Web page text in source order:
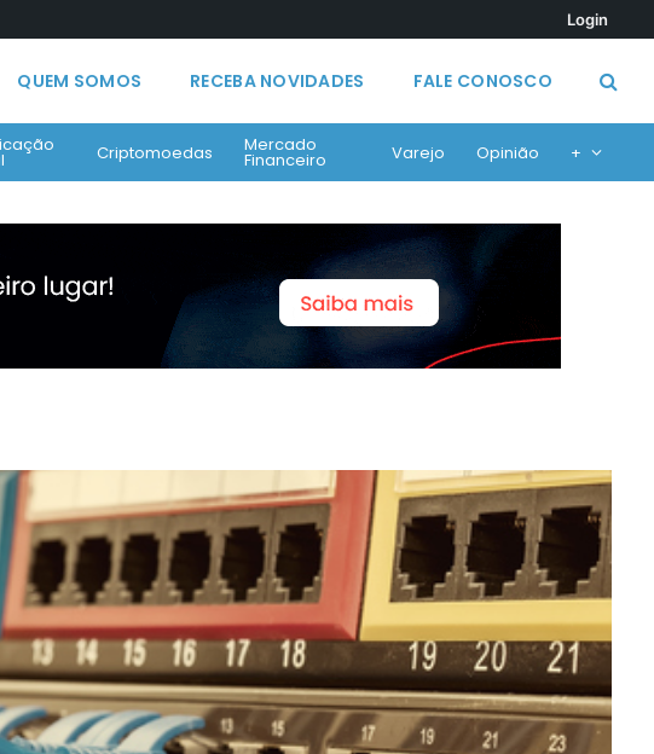
Login
QUEM SOMOS RECEBA NOVIDADES FALE CONOSCO
Criptomoedas Mercado
Financeiro Varejo Opinião +